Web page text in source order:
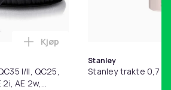
I/II, QC25,
2i, AE 2w,
Legg Øreputer for Bose QC35
Kjøp
Stanley
Stanley trakte 0,7 l,